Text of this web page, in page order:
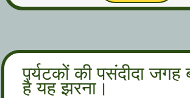
पर्यटकों की पसंदीदा जगह
है यह झरना।